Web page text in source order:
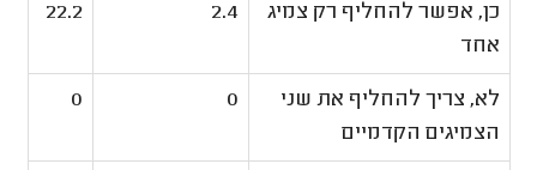
כן, אפשר להחליף רק צמיג
אחד
2.4
22.2
לא, צריך להחליף את שני
הצמיגים הקדמיים
0
0